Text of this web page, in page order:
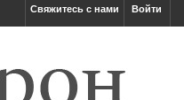
Войти
Свяжитесь с нами